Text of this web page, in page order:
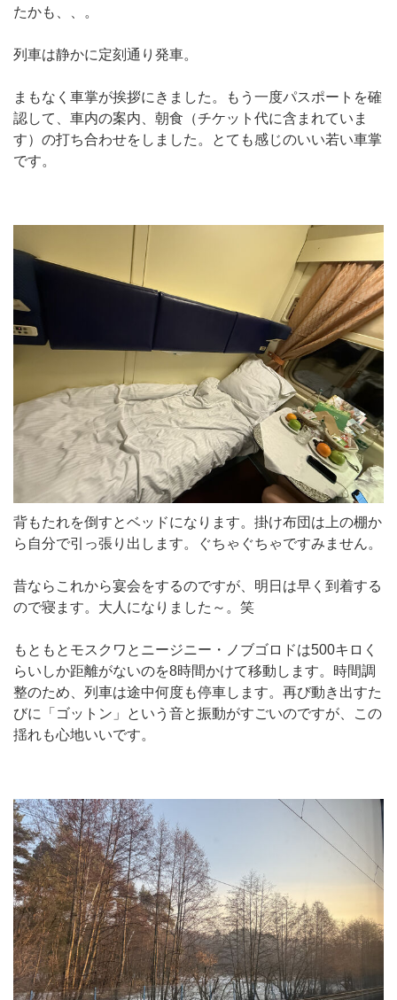
たかも、、。
列車は静かに定刻通り発車。
まもなく車掌が挨拶にきました。もう一度パスポートを確
認して、車内の案内、朝食（チケット代に含まれていま
す）の打ち合わせをしました。とても感じのいい若い車掌
です。
背もたれを倒すとベッドになります。掛け布団は上の棚か
ら自分で引っ張り出します。ぐちゃぐちゃですみません。
昔ならこれから宴会をするのですが、明日は早く到着する
ので寝ます。大人になりました～。笑
もともとモスクワとニージニー・ノブゴロドは500キロく
らいしか距離がないのを8時間かけて移動します。時間調
整のため、列車は途中何度も停車します。再び動き出すた
びに「ゴットン」という音と振動がすごいのですが、この
揺れも心地いいです。